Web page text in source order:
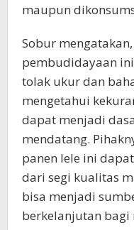
maupun
Sobur
pembudidayaan
tolak ukur dan
mengetahui
dapat menjadi
mendatang.
panen lele ini
dari segi kualitas
bisa menjadi
berkelanjutan bagi